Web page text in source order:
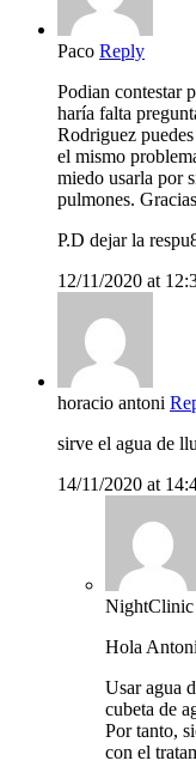
Paco Reply
Podian contestar
haría falta
Rodriguez
el mismo
miedo usarla por
pulmones.
P.D dejar la
12/11/2020 at
horacio antoni
sirve el agua de
14/11/2020 at
NightClinic
Hola
Usar agua
cubeta de
Por tanto,
con el